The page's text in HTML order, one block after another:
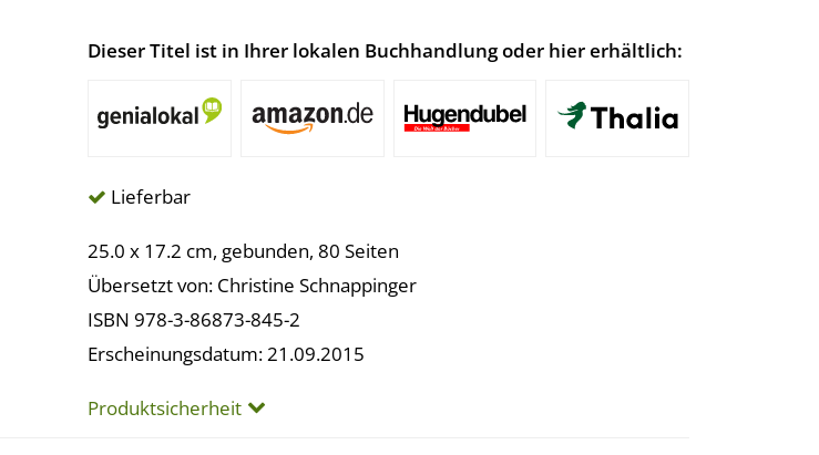
Dieser Titel ist in Ihrer lokalen Buchhandlung oder hier erhältlich:
Lieferbar
25.0 x 17.2 cm, gebunden, 80 Seiten
Übersetzt von: Christine Schnappinger
ISBN 978-3-86873-845-2
Erscheinungsdatum: 21.09.2015
Produktsicherheit